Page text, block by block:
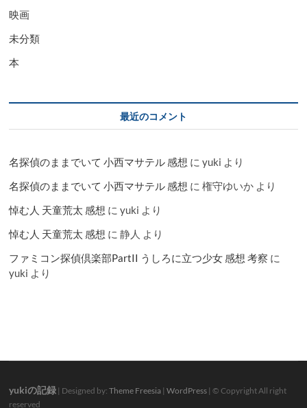
映画
未分類
本
最近のコメント
名探偵のままでいて 小西マサテル 感想 にyuki より
名探偵のままでいて 小西マサテル 感想 に権守ゆいか より
悼む人 天童荒太 感想 にyuki より
悼む人 天童荒太 感想 に静人 より
ファミコン探偵倶楽部PartII うしろに立つ少女 感想 考察 に
yuki より
yukiの記録 | Designed by:Theme Freesia |WordPress | © Copyright All right
reserved